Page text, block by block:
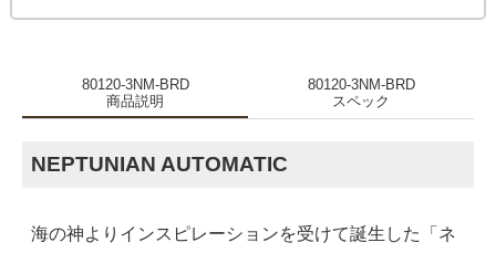
80120-3NM-BRD
商品説明
80120-3NM-BRD
スペック
NEPTUNIAN AUTOMATIC
海の神よりインスピレーションを受けて誕生した「ネ